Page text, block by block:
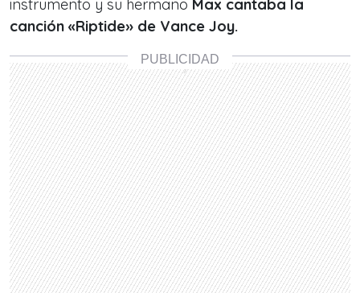
instrumento y su hermano Max cantaba la
canción «Riptide» de Vance Joy.